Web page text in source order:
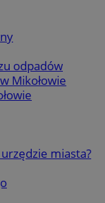
odpadów
Mikołowie
urzędzie miasta?